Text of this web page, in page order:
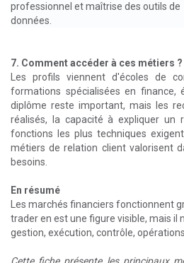
professionnel et maîtrise des outils de
données.
7. Comment accéder à ces métiers ?
Les profils viennent d'écoles de
formations spécialisées en finance,
diplôme reste important, mais les
réalisés, la capacité à expliquer un
fonctions les plus techniques
métiers de relation client valorisent
besoins.
En résumé
Les marchés financiers fonctionnent
trader en est une figure visible, mais
gestion, exécution, contrôle,